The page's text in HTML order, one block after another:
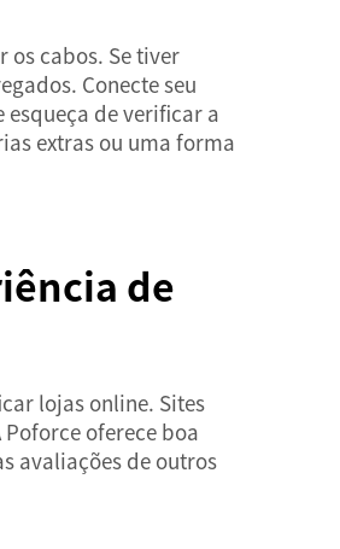
cabos. Se tiver
Conecte seu
de verificar a
extras ou uma forma
de
lojas online. Sites
oferece boa
avaliações de outros